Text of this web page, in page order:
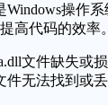
Windows操作
高代码的效率。
文件缺失或
件无法找到或